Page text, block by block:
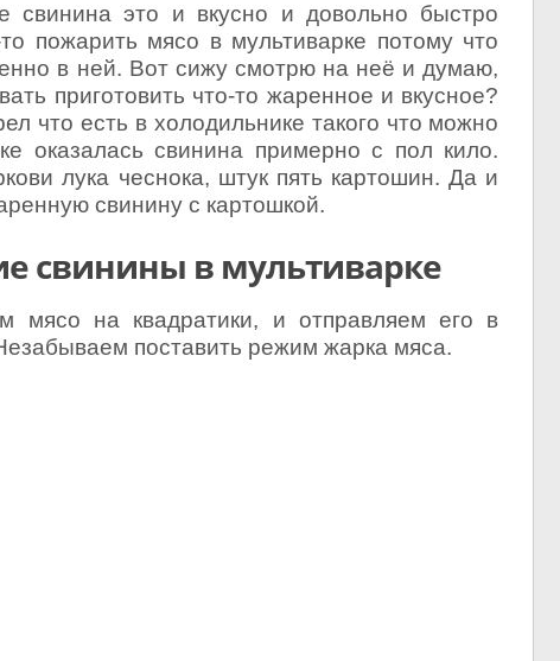
свинина это и вкусно и довольно быстро
пожарить мясо в мультиварке потому что
в ней. Вот сижу смотрю на неё и думаю,
приготовить что-то жаренное и вкусное?
что есть в холодильнике такого что можно
оказалась свинина примерно с пол кило.
лука чеснока, штук пять картошин. Да и
свинину с картошкой.
свинины в мультиварке
мясо на квадратики, и отправляем его в
поставить режим жарка мяса.